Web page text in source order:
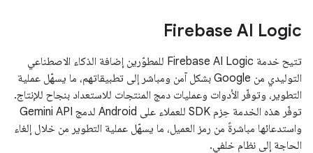
Firebase AI Logic
تتيح خدمة Firebase AI Logic للمطوّرين إضافة الذكاء الاصطناعي
التوليدي من Google بشكل آمن ومباشر إلى تطبيقاتهم، ما يسهّل عملية
التطوير، وتوفّر الأدوات وعمليات دمج المنتجات للاستعداد بنجاح للإنتاج.
توفّر هذه الخدمة حِزم SDK للعملاء على Android لدمج Gemini API
واستدعائها مباشرةً من رمز العميل، ما يسهّل عملية التطوير من خلال إلغاء
الحاجة إلى نظام خلفي.